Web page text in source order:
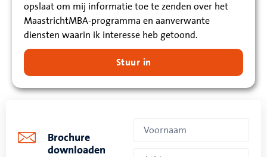
opslaat om mij informatie toe te zenden over het
MaastrichtMBA-programma en aanverwante
diensten waarin ik interesse heb getoond.
Stuur in
Brochure
downloaden